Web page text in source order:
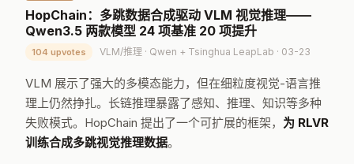
HopChain：多跳数据合成驱动 VLM 视觉推理——
Qwen3.5 两款模型 24 项基准 20 项提升
104 upvotes VLM/推理 · Qwen + Tsinghua LeapLab · 03-23
VLM 展示了强大的多模态能力，但在细粒度视觉-语言推
理上仍然挣扎。长链推理暴露了感知、推理、知识等多种
失败模式。HopChain 提出了一个可扩展的框架， 为 RLVR
训练合成多跳视觉推理数据。